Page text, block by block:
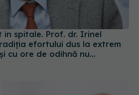
efortului dus la extrem
cu ore de odihnă nu